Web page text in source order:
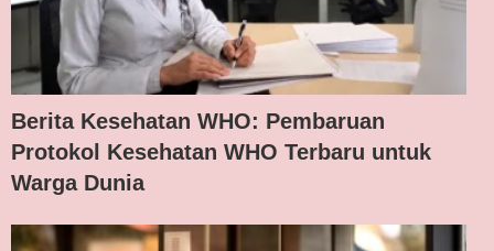
Berita Kesehatan WHO: Pembaruan
Protokol Kesehatan WHO Terbaru untuk
Warga Dunia